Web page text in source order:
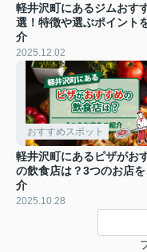
軽井沢町にあるジムおす
選！特徴や選ぶポイント
介
2025.12.02
おすすめスポット
軽井沢町にあるピザがお
の飲食店は？3つのお店
介
2025.10.28